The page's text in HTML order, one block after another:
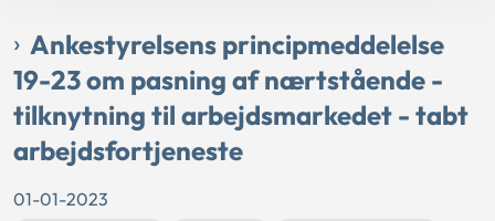
Ankestyrelsens principmeddelelse
19-23 om pasning af nærtstående -
tilknytning til arbejdsmarkedet - tabt
arbejdsfortjeneste
01-01-2023